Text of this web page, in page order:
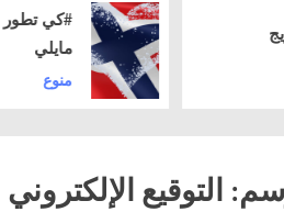
#كي تطور نفسك …افعل
التوقيع الإلكتروني